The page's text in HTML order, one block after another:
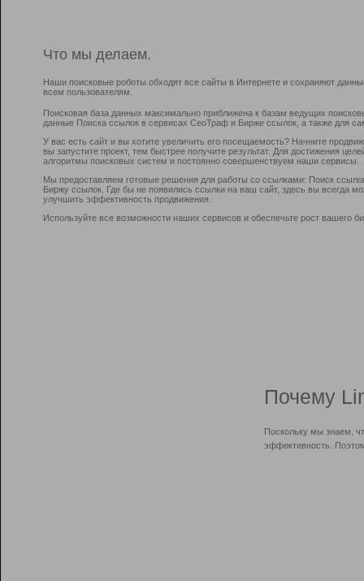
Что мы делаем.
Наши поисковые роботы обходят все сайты в Интернете и сохраняют
всем пользователям.
Поисковая база данных максимально приближена к базам ведущих
данные Поиска ссылок в сервисах СеоТраф и Бирже ссылок, а также для
У вас есть сайт и вы хотите увеличить его посещаемость? Начните
вы запустите проект, тем быстрее получите результат. Для достижения
алгоритмы поисковых систем и постоянно совершенствуем наши сервисы.
Мы предоставляем готовые решения для работы со ссылками: Поиск
Биржу ссылок. Где бы не появились ссылки на ваш сайт, здесь вы всегда
улучшить эффективность продвижения.
Используйте все возможности наших сервисов и обеспечьте рост вашего
Почему
Поскольку мы знаем,
эффективность.